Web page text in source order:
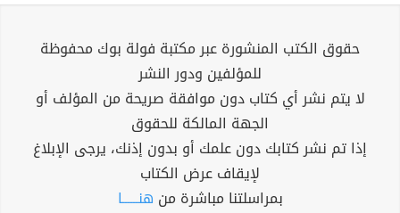
حقوق الكتب المنشورة عبر مكتبة فولة بوك محفوظة
للمؤلفين ودور النشر
لا يتم نشر أي كتاب دون موافقة صريحة من المؤلف أو
الجهة المالكة للحقوق
إذا تم نشر كتابك دون علمك أو بدون إذنك، يرجى الإبلاغ
لإيقاف عرض الكتاب
بمراسلتنا مباشرة من هنــــــا